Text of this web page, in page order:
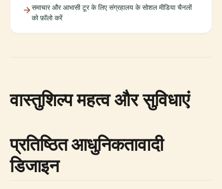
समाचार और आभासी टूर के लिए संग्रहालय के सोशल मीडिया चैनलों
को फ़ॉलो करें
वास्तुशिल्प महत्व और सुविधाएं
प्रतिष्ठित आधुनिकतावादी
डिजाइन